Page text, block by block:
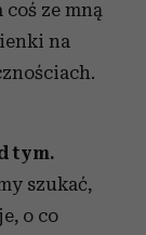
ze mną
na
tym.
szukać,
o co